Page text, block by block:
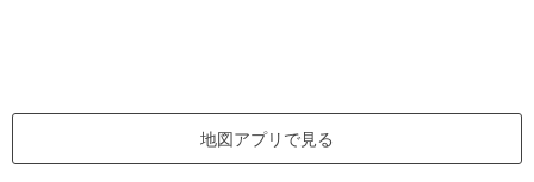
地図アプリで見る